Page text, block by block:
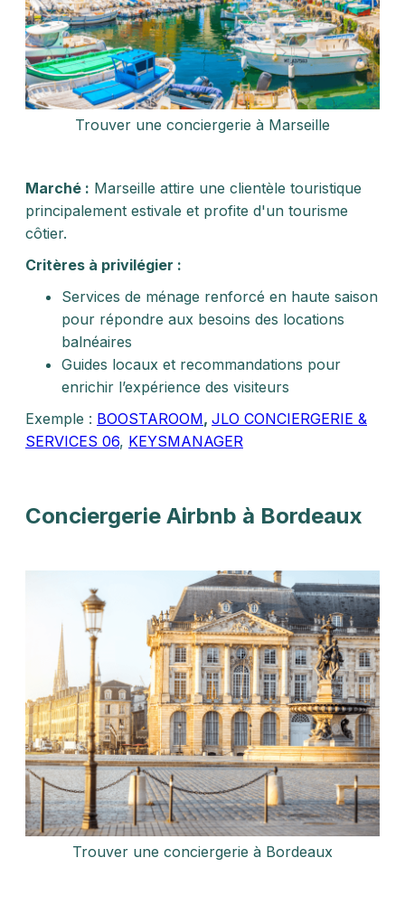
Trouver une conciergerie à Marseille
Marché : Marseille attire une clientèle touristique
principalement estivale et profite d'un tourisme
côtier.
Critères à privilégier :
Services de ménage renforcé en haute saison
pour répondre aux besoins des locations
balnéaires
Guides locaux et recommandations pour
enrichir l’expérience des visiteurs
Exemple : BOOSTAROOM, JLO CONCIERGERIE &
SERVICES 06, KEYSMANAGER
Conciergerie Airbnb à Bordeaux
Trouver une conciergerie à Bordeaux